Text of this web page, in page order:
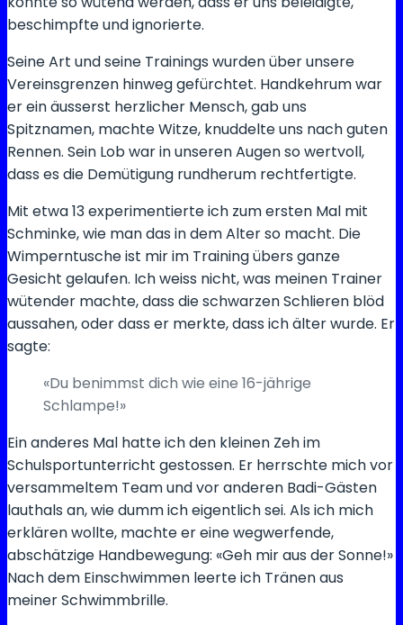
beschimpfte und ignorierte.
Seine Art und seine Trainings wurden über unsere
Vereinsgrenzen hinweg gefürchtet. Handkehrum war
er ein äusserst herzlicher Mensch, gab uns
Spitznamen, machte Witze, knuddelte uns nach guten
Rennen. Sein Lob war in unseren Augen so wertvoll,
dass es die Demütigung rundherum rechtfertigte.
Mit etwa 13 experimentierte ich zum ersten Mal mit
Schminke, wie man das in dem Alter so macht. Die
Wimperntusche ist mir im Training übers ganze
Gesicht gelaufen. Ich weiss nicht, was meinen Trainer
wütender machte, dass die schwarzen Schlieren blöd
aussahen, oder dass er merkte, dass ich älter wurde. Er
sagte:
«Du benimmst dich wie eine 16-jährige
Schlampe!»
Ein anderes Mal hatte ich den kleinen Zeh im
Schulsportunterricht gestossen. Er herrschte mich vor
versammeltem Team und vor anderen Badi-Gästen
lauthals an, wie dumm ich eigentlich sei. Als ich mich
erklären wollte, machte er eine wegwerfende,
abschätzige Handbewegung: «Geh mir aus der Sonne!»
Nach dem Einschwimmen leerte ich Tränen aus
meiner Schwimmbrille.